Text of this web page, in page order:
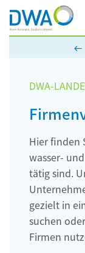
DWA-
Hier finden
wasser-
tätig sind.
gezielt in
suchen
Firmen